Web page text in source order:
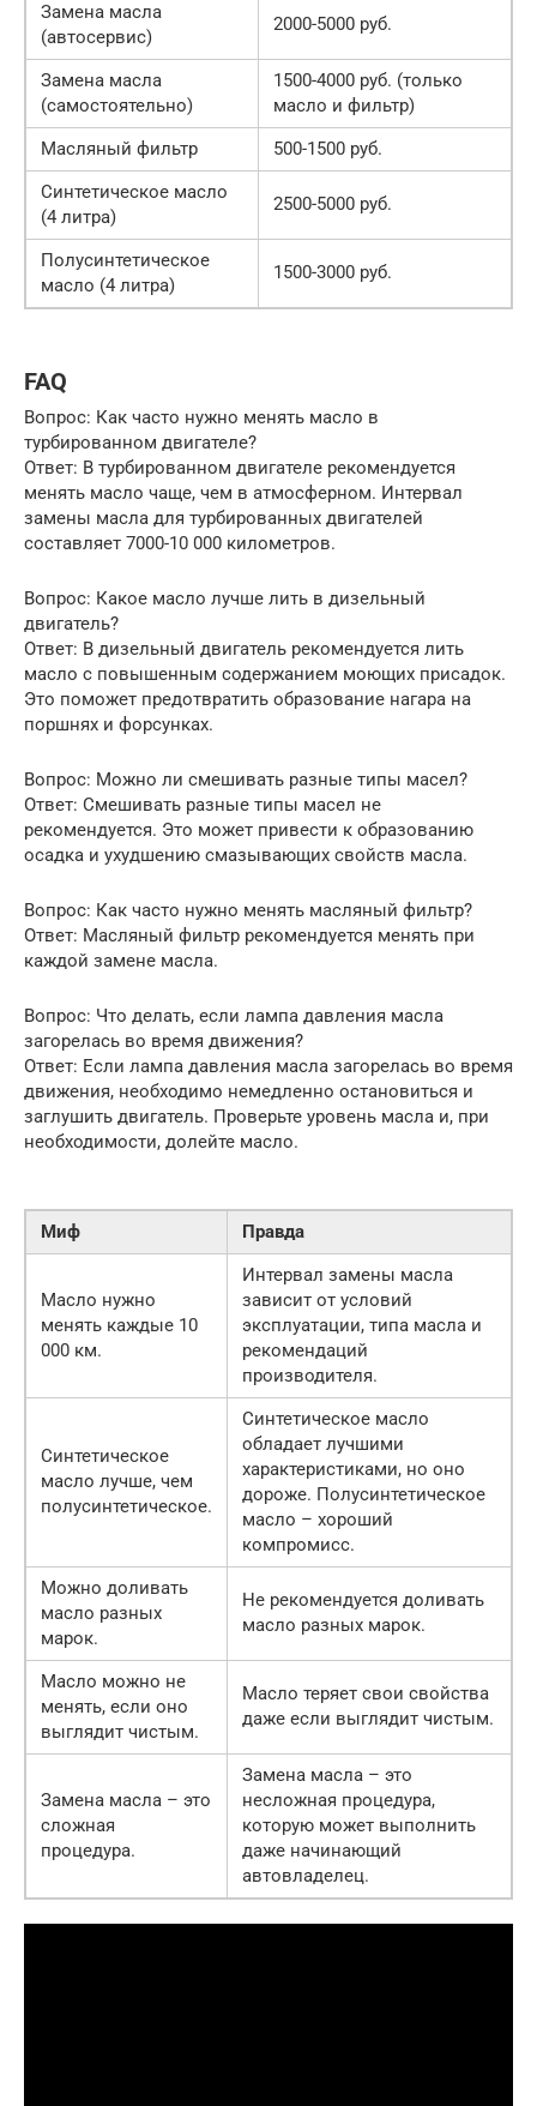
Замена масла
(автосервис)
2000-5000 руб.
Замена масла
(самостоятельно)
1500-4000 руб. (только
масло и фильтр)
Масляный фильтр
500-1500 руб.
Синтетическое масло
(4 литра)
2500-5000 руб.
Полусинтетическое
масло (4 литра)
1500-3000 руб.
FAQ
Вопрос: Как часто нужно менять масло в
турбированном двигателе?
Ответ: В турбированном двигателе рекомендуется
менять масло чаще, чем в атмосферном. Интервал
замены масла для турбированных двигателей
составляет 7000-10 000 километров.
Вопрос: Какое масло лучше лить в дизельный
двигатель?
Ответ: В дизельный двигатель рекомендуется лить
масло с повышенным содержанием моющих присадок.
Это поможет предотвратить образование нагара на
поршнях и форсунках.
Вопрос: Можно ли смешивать разные типы масел?
Ответ: Смешивать разные типы масел не
рекомендуется. Это может привести к образованию
осадка и ухудшению смазывающих свойств масла.
Вопрос: Как часто нужно менять масляный фильтр?
Ответ: Масляный фильтр рекомендуется менять при
каждой замене масла.
Вопрос: Что делать, если лампа давления масла
загорелась во время движения?
Ответ: Если лампа давления масла загорелась во время
движения, необходимо немедленно остановиться и
заглушить двигатель. Проверьте уровень масла и, при
необходимости, долейте масло.
Миф Правда
Масло нужно
менять каждые 10
000 км.
Интервал замены масла
зависит от условий
эксплуатации, типа масла и
рекомендаций
производителя.
Синтетическое
масло лучше, чем
полусинтетическое.
Синтетическое масло
обладает лучшими
характеристиками, но оно
дороже. Полусинтетическое
масло – хороший
компромисс.
Можно доливать
масло разных
марок.
Не рекомендуется доливать
масло разных марок.
Масло можно не
менять, если оно
выглядит чистым.
Масло теряет свои свойства
даже если выглядит чистым.
Замена масла – это
сложная
процедура.
Замена масла – это
несложная процедура,
которую может выполнить
даже начинающий
автовладелец.